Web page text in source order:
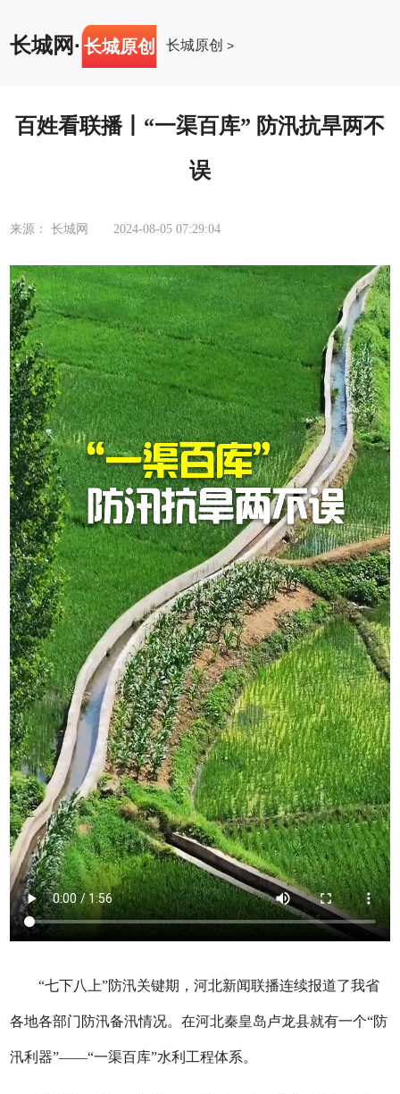
长城网· 长城原创 长城原创 >
百姓看联播丨“一渠百库” 防汛抗旱两不
误
来源： 长城网 2024-08-05 07:29:04
“七下八上”防汛关键期，河北新闻联播连续报道了我省
各地各部门防汛备汛情况。在河北秦皇岛卢龙县就有一个“防
汛利器”——“一渠百库”水利工程体系。